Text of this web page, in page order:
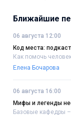
Ближайшие
06 августа 12:00
Код места:
Как помочь
Елена Бочарова
06 августа 16:00
Мифы и легенды
Базовые кафедры –